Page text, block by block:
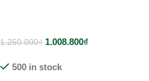
1.250.000₫ 1.008.800₫
500 in stock